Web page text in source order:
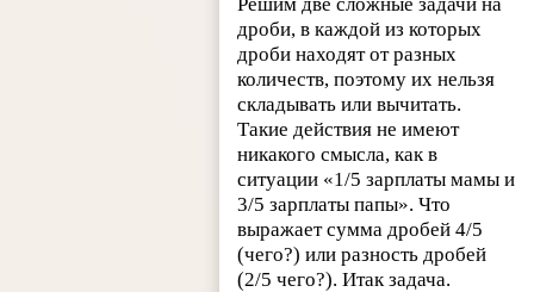
дроби, в каждой из которых
дроби находят от разных
количеств, поэтому их нельзя
складывать или вычитать.
Такие действия не имеют
никакого смысла, как в
ситуации «1/5 зарплаты мамы и
3/5 зарплаты папы». Что
выражает сумма дробей 4/5
(чего?) или разность дробей
(2/5 чего?). Итак задача.